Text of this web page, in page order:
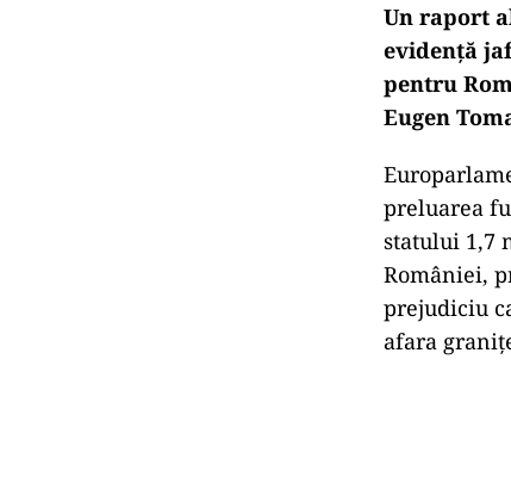
Un raport
evidență
pentru
Eugen
preluarea
statului 1,7
României,
prejudiciu
afara